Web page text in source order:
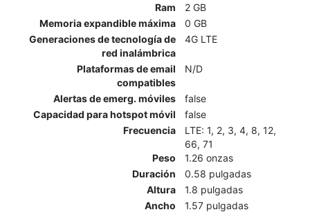
Ram
2 GB
Memoria expandible máxima
0 GB
Generaciones de tecnología de
red inalámbrica
4G LTE
Plataformas de email
compatibles
N/D
Alertas de emerg. móviles
false
Capacidad para hotspot móvil
false
Frecuencia
LTE: 1, 2, 3, 4, 8, 12,
66, 71
Peso
1.26 onzas
Duración
0.58 pulgadas
Altura
1.8 pulgadas
Ancho
1.57 pulgadas